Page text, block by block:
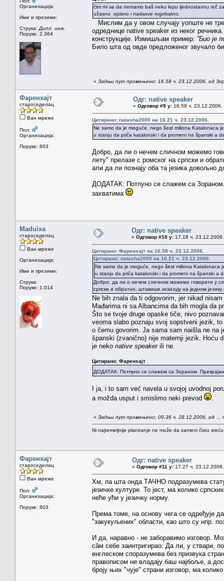
Организација:
Име и презиме:
Струка: Дипл. инж.
Поруке: 2.364
čini mi se da nemamo baš neku lepu ijednostavnu reč
užasno opisno i nadasve rogobatno.
Мислим да у овом случају уопште не
одреднице native speaker из неког
конструкције. Измишљам пример: ''Био је
Било шта од овде предложеног звучало
« Задњи пут промењено: 16.58 ч. 23.12.2006. од
Фаренхајт
староседелац
Ван мреже
Пол:
Организација:
Поруке: 803
Одг: native speaker
« Одговор #9 у: 16.58 ч. 23.12.2006.
Цитирано: natasha2000 на 16.21 ч. 23.12.2006.
Ne samo da je moguće, nego šest miliona Katalonaca
u stanju da priča katalonski i da promeni na španski a
Добро, да ли о нечем сличном можемо
лету" прелазе с ромског на српски и
али да ли познају оба та језика довољно
ДОДАТАК: Потпуно се слажем са Зораном.
захватима
Maduixa
староседелац
Ван мреже
Организација:
Име и презиме:
Струка:
Поруке: 1.014
Одг: native speaker
« Одговор #10 у: 17.16 ч.
Цитирано: Фаренхајт на 16.58 ч. 23.12.2006.
Цитирано: natasha2000 на 16.21 ч. 23.12.2006.
Ne samo da je moguće, nego šest miliona Katalonaca
u stanju da priča katalonski i da promeni na španski a
Добро, да ли о нечем сличном можемо говорити у
српски и обратно, штавише исказују на једном
Ne bih znala da ti odgovorim, jer nikad
Mađarima ni sa Albancima da bih mogla da
Što se tvoje druge opaske tiče, nivo
veoma slabo poznaju svoj sopstveni jezik,
o čemu govorim. Ja sama sam naišla ne na
španski (zvanično) nije maternji jezik. Hoću
je neko native speaker ili ne.
Цитирано: Фаренхајт
ДОДАТАК: Потпуно се слажем са Зораном.
I ja, i to sam već navela u svojoj uvodnoj
a možda usput i smislimo neki prevod
« Задњи пут промењено: 09.36 ч. 28.12.2006. од ..,
Ni najtemeljnije planiranje ne može da zameni čistu
Фаренхајт
староседелац
Ван мреже
Пол:
Организација:
Поруке: 803
Одг: native speaker
« Одговор #11 у: 17.27 ч.
Хм, па шта онда ТАЧНО подразумева
језичке културе. То јест, ма колико
неће ући у језичку норму.
Према томе, на основу чега се одређује
"закукуљених" области, као што су нпр.
И да, наравно - не заборавимо изговор.
сâм себе заинтригирао: Да ли, у ствари,
енглеском споразумева без призвука
правописом не владају баш најбоље, а
броју њих "чује" страни изговор, ма